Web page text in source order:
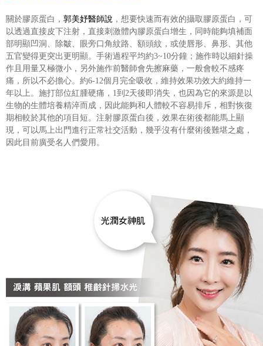
關於膠原蛋白， 郭美妤醫師說 ，想要快速而有效的攝取膠原蛋白，可
以透過直接皮下注射，直接刺激體內膠原蛋白增生，同時能夠填補面
部明顯凹洞、除皺、眼旁口角紋路、額頭紋，或使唇形、鼻形、其他
五官變得更突出更明顯。手術過程平均約3~10分鐘；施作時以細針操
作且用量又極微小，另外施作前醫師會先擦麻藥，一般會較不感疼
痛，所以不必擔心。約6-12個月完全吸收，維持效果功效大約維持一
年以上。施打部位紅腫硬痛，1到2天後即消失，也因為它的來源是以
生物的生體培養精淬而成，因此能夠和人體較不容易排斥，相對恢復
期相較於其他的項目短。注射膠原蛋白後，效果在術後都能馬上顯
現，可以馬上出門進行正常社交活動，幾乎沒有什麼術後難堪之處，
因此目前廣受名人們愛用。